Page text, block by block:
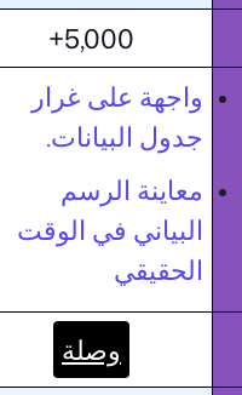
5,000+
واجهة على غرار
جدول البيانات.
معاينة الرسم
البياني في الوقت
الحقيقي
وصلة